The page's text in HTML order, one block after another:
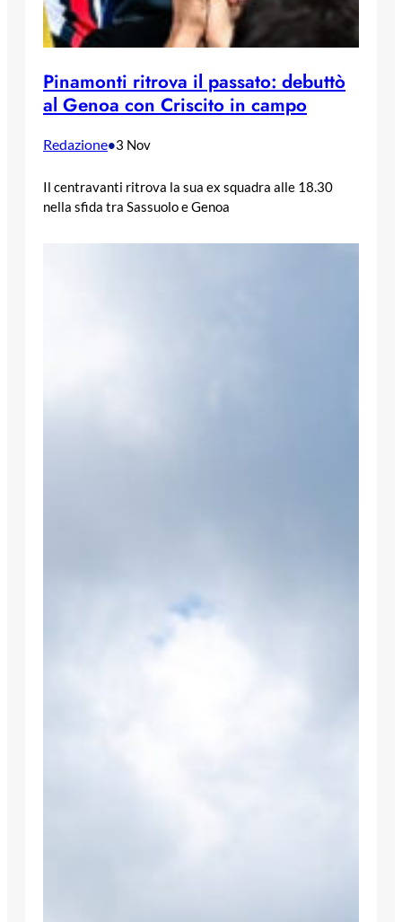
Pinamonti ritrova il passato: debuttò
al Genoa con Criscito in campo
Redazione•3 Nov
Il centravanti ritrova la sua ex squadra alle 18.30
nella sfida tra Sassuolo e Genoa